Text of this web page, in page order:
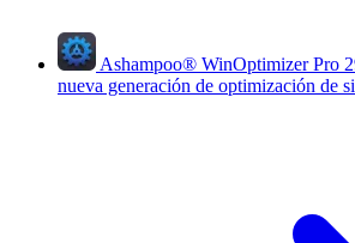
Ashampoo® WinOptimizer Pro
nueva generación de optimización de